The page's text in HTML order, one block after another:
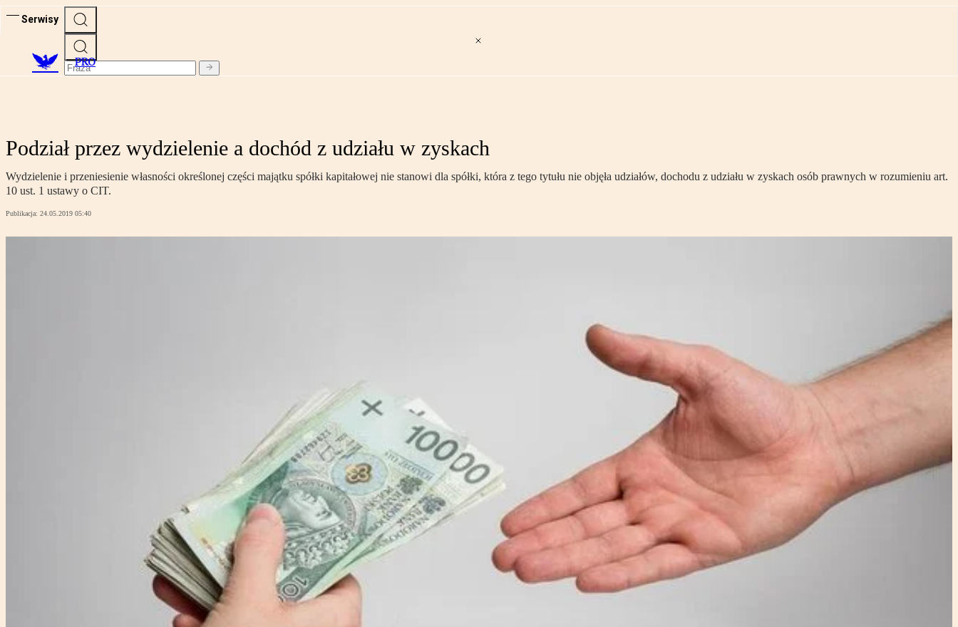
Serwisy
PRO
Podział przez wydzielenie a dochód z udziału w zyskach
Wydzielenie i przeniesienie własności określonej części majątku spółki kapitałowej nie stanowi dla spółki, która z tego tytułu nie objęła udziałów, dochodu z udziału w zyskach osób prawnych w rozumieniu art.
10 ust. 1 ustawy o CIT.
Publikacja: 24.05.2019 05:40